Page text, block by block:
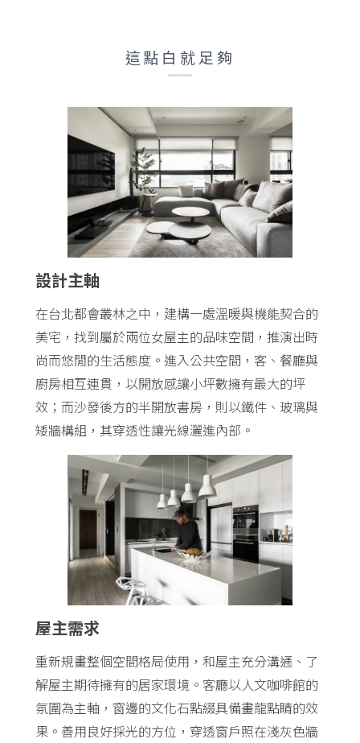
這點白就足夠
設計主軸
在台北都會叢林之中，建構一處溫暖與機能契合的
美宅，找到屬於兩位女屋主的品味空間，推演出時
尚而悠閒的生活態度。進入公共空間，客、餐廳與
廚房相互連貫，以開放感讓小坪數擁有最大的坪
效；而沙發後方的半開放書房，則以鐵件、玻璃與
矮牆構組，其穿透性讓光線灑進內部。
屋主需求
重新規畫整個空間格局使用，和屋主充分溝通、了
解屋主期待擁有的居家環境。客廳以人文咖啡館的
氛圍為主軸，窗邊的文化石點綴具備畫龍點睛的效
果。善用良好採光的方位，穿透窗戶照在淺灰色牆